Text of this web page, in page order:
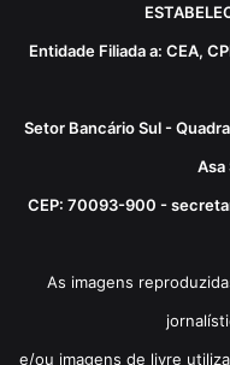
Entidade Filiada a: CEA,
Setor Bancário Sul -
Asa
CEP: 70093-900 -
As imagens
e/ou imagens de livre